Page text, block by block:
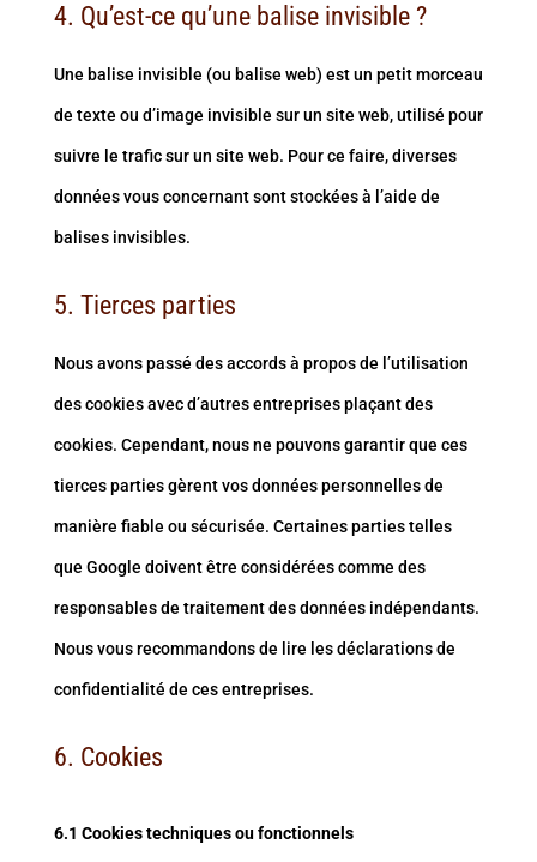
4. Qu’est-ce qu’une balise invisible ?
Une balise invisible (ou balise web) est un petit morceau
de texte ou d’image invisible sur un site web, utilisé pour
suivre le trafic sur un site web. Pour ce faire, diverses
données vous concernant sont stockées à l’aide de
balises invisibles.
5. Tierces parties
Nous avons passé des accords à propos de l’utilisation
des cookies avec d’autres entreprises plaçant des
cookies. Cependant, nous ne pouvons garantir que ces
tierces parties gèrent vos données personnelles de
manière fiable ou sécurisée. Certaines parties telles
que Google doivent être considérées comme des
responsables de traitement des données indépendants.
Nous vous recommandons de lire les déclarations de
confidentialité de ces entreprises.
6. Cookies
6.1 Cookies techniques ou fonctionnels